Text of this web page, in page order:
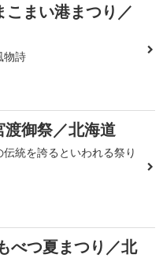
こまい港まつり／
物詩
渡御祭／北海道
統を誇るといわれる祭り
べつ夏まつり／北